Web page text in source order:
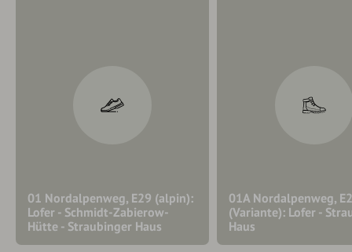
01 Nordalpenweg, E29 (alpin):
Lofer - Schmidt-Zabierow-
Hütte - Straubinger Haus
01A Nordalpenweg,
(Variante): Lofer -
Haus